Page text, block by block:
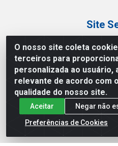
O nosso site coleta
terceiros para
personalizada ao usuário,
relevante de acordo com
qualidade do nosso site.
Aceitar
Negar não
Preferências de Cookies
Site
Loja /
Tel.: (11)
Av Vautier, 587/597 -